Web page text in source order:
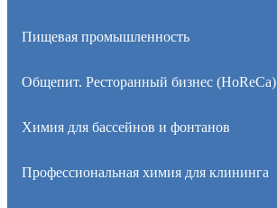
Пищевая промышленность
Общепит. Ресторанный бизнес (HoReCa)
Химия для бассейнов и фонтанов
Профессиональная химия для клининга